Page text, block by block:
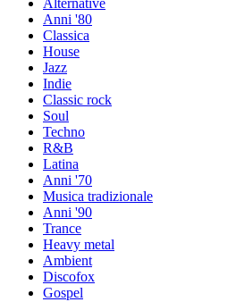
Alternative
Anni '80
Classica
House
Jazz
Indie
Classic rock
Soul
Techno
R&B
Latina
Anni '70
Musica tradizionale
Anni '90
Trance
Heavy metal
Ambient
Discofox
Gospel